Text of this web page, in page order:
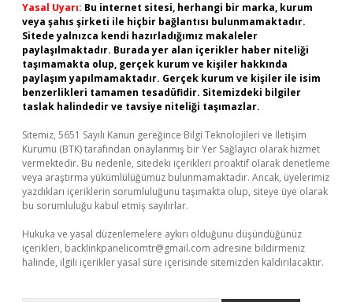
Yasal Uyarı: Bu internet sitesi, herhangi bir marka, kurum
veya şahıs şirketi ile hiçbir bağlantısı bulunmamaktadır.
Sitede yalnızca kendi hazırladığımız makaleler
paylaşılmaktadır. Burada yer alan içerikler haber niteliği
taşımamakta olup, gerçek kurum ve kişiler hakkında
paylaşım yapılmamaktadır. Gerçek kurum ve kişiler ile isim
benzerlikleri tamamen tesadüfidir. Sitemizdeki bilgiler
taslak halindedir ve tavsiye niteliği taşımazlar.
Sitemiz, 5651 Sayılı Kanun gereğince Bilgi Teknolojileri ve İletişim
Kurumu (BTK) tarafından onaylanmış bir Yer Sağlayıcı olarak hizmet
vermektedir. Bu nedenle, sitedeki içerikleri proaktif olarak denetleme
veya araştırma yükümlülüğümüz bulunmamaktadır. Ancak, üyelerimiz
yazdıkları içeriklerin sorumluluğunu taşımakta olup, siteye üye olarak
bu sorumluluğu kabul etmiş sayılırlar.
Hukuka ve yasal düzenlemelere aykırı olduğunu düşündüğünüz
içerikleri, backlinkpanelicomtr@gmail.com adresine bildirmeniz
halinde, ilgili içerikler yasal süre içerisinde sitemizden kaldırılacaktır.